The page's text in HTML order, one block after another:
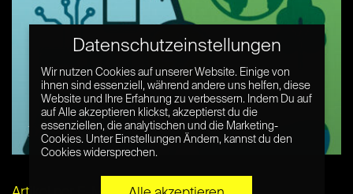
Digitale Suffizienz – Einfach erklärt
Datenschutzeinstellungen
Wir nutzen Cookies auf unserer Website. Einige von
ihnen sind essenziell, während andere uns helfen, diese
Website und Ihre Erfahrung zu verbessern. Indem Du auf
auf Alle akzeptieren klickst, akzeptierst du die
essenziellen, die analytischen und die Marketing-
Cookies. Unter Einstellungen Ändern, kannst du den
Cookies widersprechen.